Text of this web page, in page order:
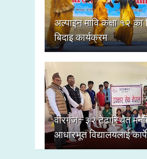
अल्पाइन मावि कक्षा १२ का
बिदाइ कार्यक्रम
वीरगंज–३२ टेढास्थित
आधारभूत विद्यालयलाई